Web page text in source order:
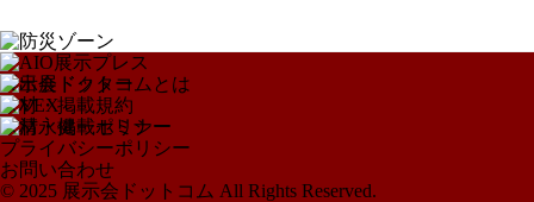
展示会ドットコムとは
取材・掲載規約
取材・掲載ポリシー
プライバシーポリシー
お問い合わせ
© 2025 展示会ドットコム All Rights Reserved.